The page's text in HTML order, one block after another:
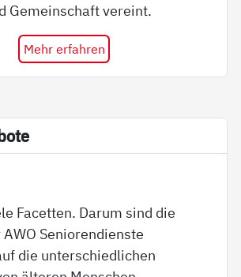
Gemeinschaft vereint.
Mehr erfahren
Facetten. Darum sind die
Seniorendienste
die unterschiedlichen